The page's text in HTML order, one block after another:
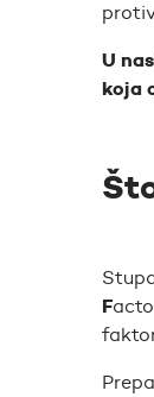
U
koja
F